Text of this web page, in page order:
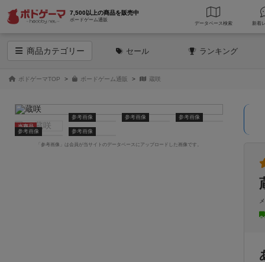
7,500以上の商品を販売中
ボードゲーム通販
データベース 検索
商品カテゴリー セール ランキング
ボドゲーマTOP ボードゲーム通販 蔵咲
当商品
参考画像 参考画像 参考画像
参考画像 参考画像
「参考画像」は会員が当サイトのデータベースにアップロードした画像です。